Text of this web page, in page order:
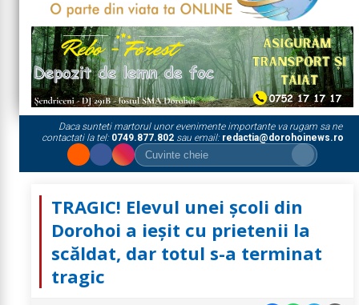
Daca sunteti martorul unor evenimente importante va rugam sa ne
contactati la tel: 0749.877.802sau email: redactia@dorohoinews.ro
TRAGIC! Elevul unei școli din
Dorohoi a ieșit cu prietenii la
scăldat, dar totul s-a terminat
tragic